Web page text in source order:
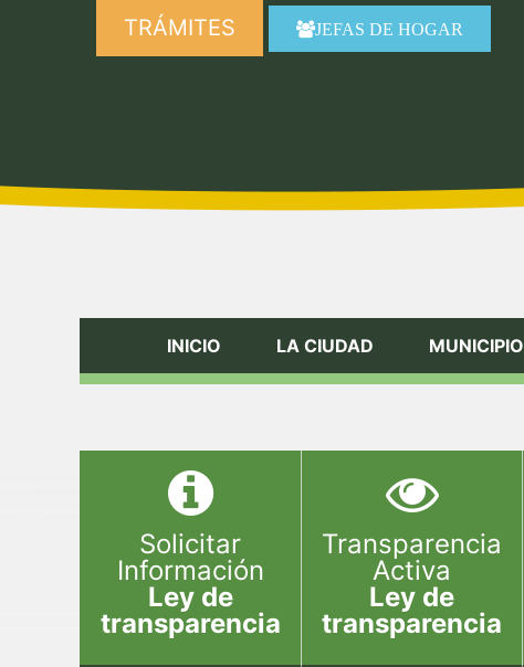
TRÁMITES JEFAS DE HOGAR
INICIO LA CIUDAD MUNICIPIO
Solicitar
Información
Ley de
transparencia
Transparencia
Activa
Ley de
transparencia